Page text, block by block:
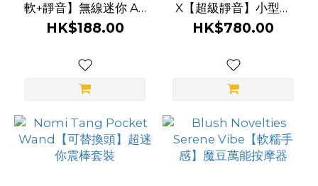
軟+靜音】無線迷你 AV
棒
HK$188.00
X【超級靜音】小型多
用途震動器
HK$780.00